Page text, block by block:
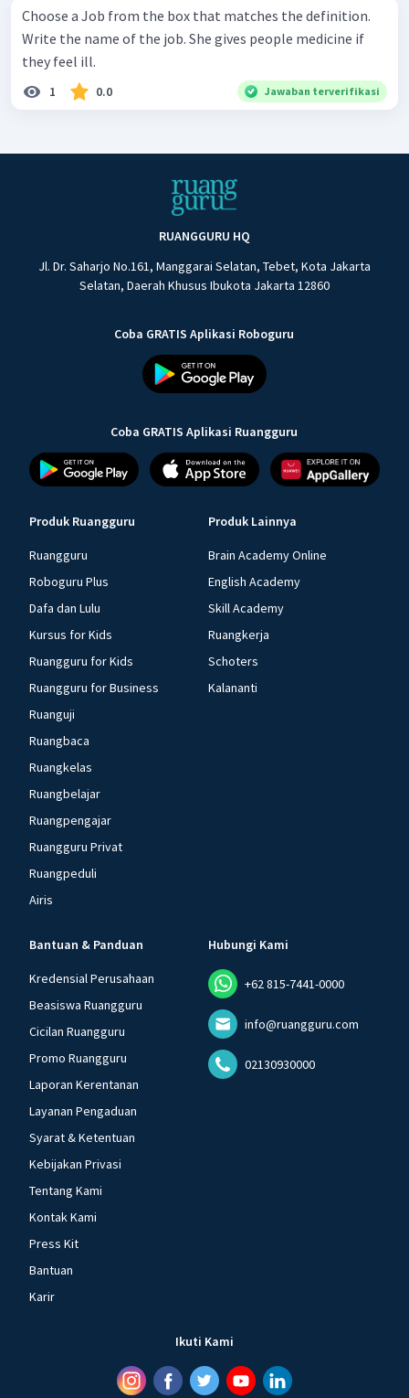
Choose a Job from the box that matches the definition.
Write the name of the job. She gives people medicine if
they feel ill.
1 0.0 Jawaban terverifikasi
RUANGGURU HQ
Jl. Dr. Saharjo No.161, Manggarai Selatan, Tebet, Kota Jakarta
Selatan, Daerah Khusus Ibukota Jakarta 12860
Coba GRATIS Aplikasi Roboguru
Coba GRATIS Aplikasi Ruangguru
Produk Ruangguru
Ruangguru
Roboguru Plus
Dafa dan Lulu
Kursus for Kids
Ruangguru for Kids
Ruangguru for Business
Ruanguji
Ruangbaca
Ruangkelas
Ruangbelajar
Ruangpengajar
Ruangguru Privat
Ruangpeduli
Airis
Produk Lainnya
Brain Academy Online
English Academy
Skill Academy
Ruangkerja
Schoters
Kalananti
Bantuan & Panduan
Kredensial Perusahaan
Beasiswa Ruangguru
Cicilan Ruangguru
Promo Ruangguru
Laporan Kerentanan
Layanan Pengaduan
Syarat & Ketentuan
Kebijakan Privasi
Tentang Kami
Kontak Kami
Press Kit
Bantuan
Karir
Hubungi Kami
+62 815-7441-0000
info@ruangguru.com
02130930000
Ikuti Kami